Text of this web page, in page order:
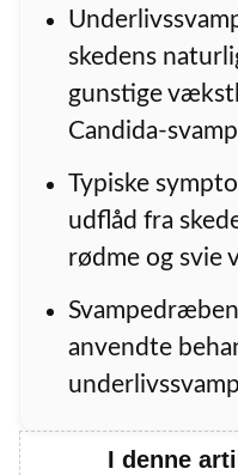
skedens
gunstige
Candida-
Typiske
udflåd fra
rødme og svie
anvendte
I denne